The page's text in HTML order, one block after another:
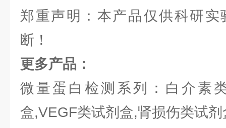
郑重声明：本产品仅供科研
断！
更多产品：
微量蛋白检测系列：白介素
盒,VEGF类试剂盒,肾损伤类试剂